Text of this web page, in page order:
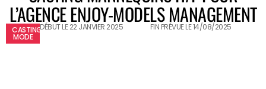
L’AGENCE ENJOY-MODELS MANAGEMENT
CASTING
MODE
DÉBUT LE 22 JANVIER 2025 FIN PRÉVUE LE 14/08/2025